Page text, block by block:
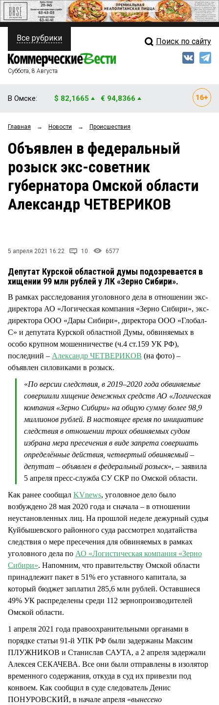
ПОЛИТИКА
ФИНАНСЫ
ОБЩЕСТВО
ЗАКОН
НОВОСТИ КОМПАНИЙ
Свежий выпуск
Мнения
Рейтинги
Блоги
Архив
Все рубрики Поиск по сайту
Суббота, 8 Августа
В Омске: $ 82,1665 € 94,8366
Главная → Новости → Происшествия
Объявлен в федеральный
розыск экс-советник
губернатора Омской области
Александр ЧЕТВЕРИКОВ
5 апреля 2021 16:22 10 6577
Депутат Курской областной думы подозревается в
хищении 99 млн рублей у ЛК «Зерно Сибири».
В рамках расследования уголовного дела в отношении экс-
директора АО «Логическая компания «Зерно Сибири», экс-
директора ООО «Дары Сибири», директора ООО «Глобал-
С» и депутата Курской областной Думы, обвиняемых в
особо крупном мошенничестве (ч.4 ст.159 УК РФ),
последний – Александр ЧЕТВЕРИКОВ (на фото) –
объявлен силовиками в розыск.
«По версии следствия, в 2019–2020 года обвиняемые
совершили хищение денежных средств АО «Логическая
компания «Зерно Сибири» на общую сумму более 98,9
миллионов рублей. В настоящее время по инициативе
следствия в отношении троих обвиняемых судом
избрана мера пресечения в виде запрета совершать
определённые действия, четвертый обвиняемый –
депутат – объявлен в федеральный розыск», – заявила
5 апреля пресс-служба СУ СКР по Омской области.
Как ранее сообщал KVnews, уголовное дело было
возбуждено 28 мая 2020 года и сначала – в отношении
неустановленных лиц. На прошлой неделе дежурный судья
Куйбышевского районного суда рассмотрел ходатайства
следствия о мере пресечения для обвиняемых в рамках
уголовного дела по АО «Логистическая компания «Зерно
Сибири». Напомним, что правительству Омской области
принадлежит пакет в 51% его уставного капитала, за
который бюджет заплатил 285,6 млн рублей. Оставшиеся
49% УК распределены среди 112 зернопроизводителей
Омской области.
1 апреля 2021 года правоохранительными органами в
порядке статьи 91-й УПК РФ были задержаны Максим
ПЛУЖНИКОВ и Станислав САУТА, а 2 апреля задержали
Алексея СЕКАЧЕВА. Все они были отправлены в изолятор
временного содержания, откуда в суд их привезли под
конвоем. Как сообщил в суде следователь Денис
ПОНУРОВСКИЙ, в начале апреля «вынесено